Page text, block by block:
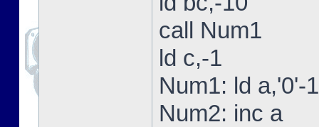
call Num1
ld c,-1
Num1: ld a,'0'-1
Num2: inc a